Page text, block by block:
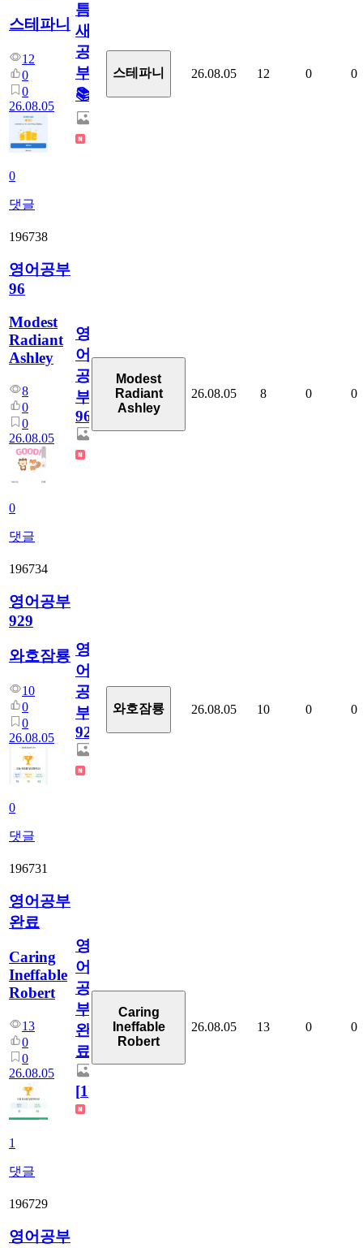
스테파니
12
0
0
26.08.05
0
댓글
틈
새
공
부!
📚
스테파니 26.08.05 12 0 0
196738
영어공부
96
Modest
Radiant
Ashley
8
0
0
26.08.05
0
댓글
영
어
공
부
96
Modest
Radiant
Ashley
26.08.05 8 0 0
196734
영어공부
929
와호잠룡
10
0
0
26.08.05
0
댓글
영
어
공
부
929
와호잠룡 26.08.05 10 0 0
196731
영어공부
완료
Caring
Ineffable
Robert
13
0
0
26.08.05
1
댓글
영
어
공
부
완
료
[1]
Caring
Ineffable
Robert
26.08.05 13 0 0
196729
영어공부